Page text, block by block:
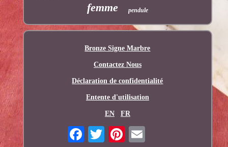
femme pendule
Bronze Signe Marbre
Contactez Nous
Déclaration de confidentialité
Entente d'utilisation
EN FR